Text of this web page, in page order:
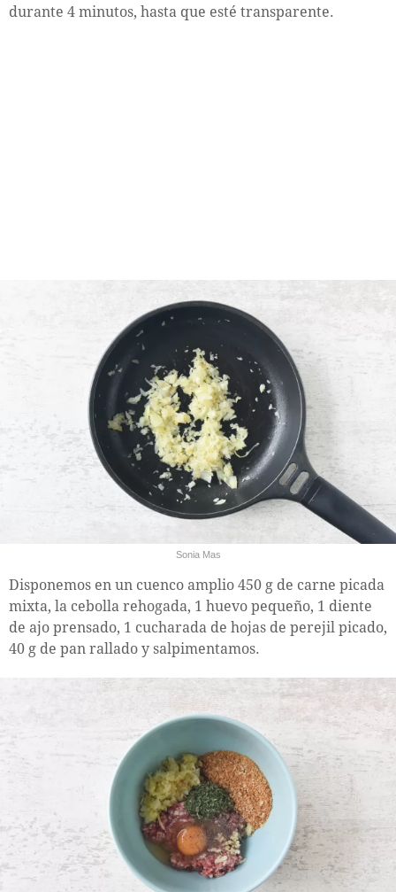
durante 4 minutos, hasta que esté transparente.
Sonia Mas
Disponemos en un cuenco amplio 450 g de carne picada
mixta, la cebolla rehogada, 1 huevo pequeño, 1 diente
de ajo prensado, 1 cucharada de hojas de perejil picado,
40 g de pan rallado y salpimentamos.